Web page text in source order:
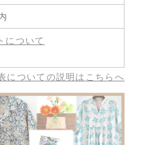
について
についての説明はこちらへ